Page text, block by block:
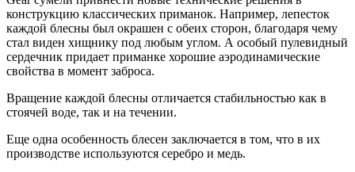
конструкцию классических приманок. Например, лепесток
каждой блесны был окрашен с обеих сторон, благодаря чему
стал виден хищнику под любым углом. А особый пулевидный
сердечник придает приманке хорошие аэродинамические
свойства в момент заброса.
Вращение каждой блесны отличается стабильностью как в
стоячей воде, так и на течении.
Еще одна особенность блесен заключается в том, что в их
производстве используются серебро и медь.